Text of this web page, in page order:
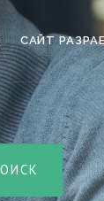
САЙТ